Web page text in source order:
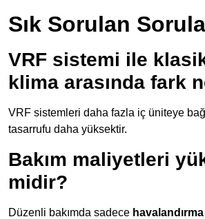
Sık Sorulan
VRF sistemi ile
klima arasında fark
VRF sistemleri daha fazla iç üniteye
tasarrufu daha yüksektir.
Bakım maliyetleri
midir?
Düzenli bakımda sadece